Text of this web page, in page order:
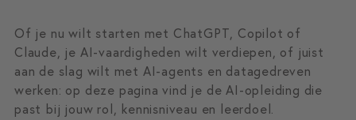
Of je nu wilt starten met ChatGPT, Copilot of
Claude, je AI-vaardigheden wilt verdiepen, of juist
aan de slag wilt met AI-agents en datagedreven
werken: op deze pagina vind je de AI-opleiding die
past bij jouw rol, kennisniveau en leerdoel.